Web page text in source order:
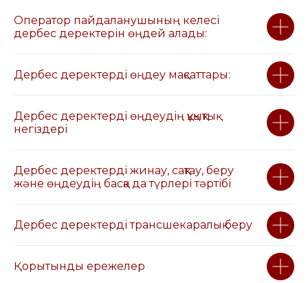
Оператор пайдаланушының келесі
дербес деректерін өңдей алады:
Дербес деректерді өңдеу мақсаттары:
Дербес деректерді өңдеудің құқықтық
негіздері
Дербес деректерді жинау, сақтау, беру
және өңдеудің басқа да түрлері тәртібі
Дербес деректерді трансшекаралық беру
Қорытынды ережелер